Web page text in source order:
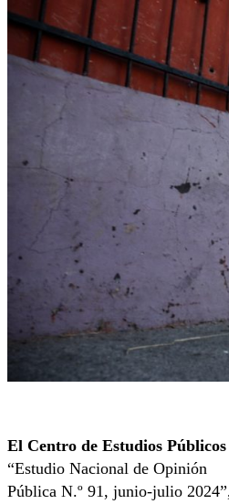
El Centro de Estudios
“Estudio Nacional de Opinión
Pública N.º 91, junio-julio